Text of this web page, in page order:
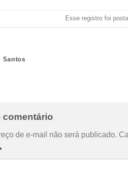
Esse registro foi
Santos
comentário
de e-mail não será publicado.